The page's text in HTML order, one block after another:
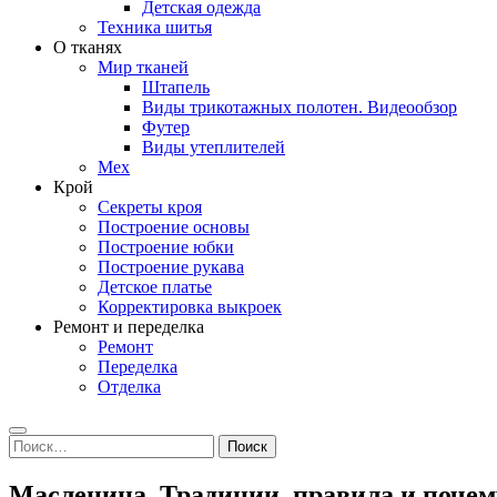
Детская одежда
Техника шитья
О тканях
Мир тканей
Штапель
Виды трикотажных полотен. Видеообзор
Футер
Виды утеплителей
Мех
Крой
Секреты кроя
Построение основы
Построение юбки
Построение рукава
Детское платье
Корректировка выкроек
Ремонт и переделка
Ремонт
Переделка
Отделка
Search
Найти: